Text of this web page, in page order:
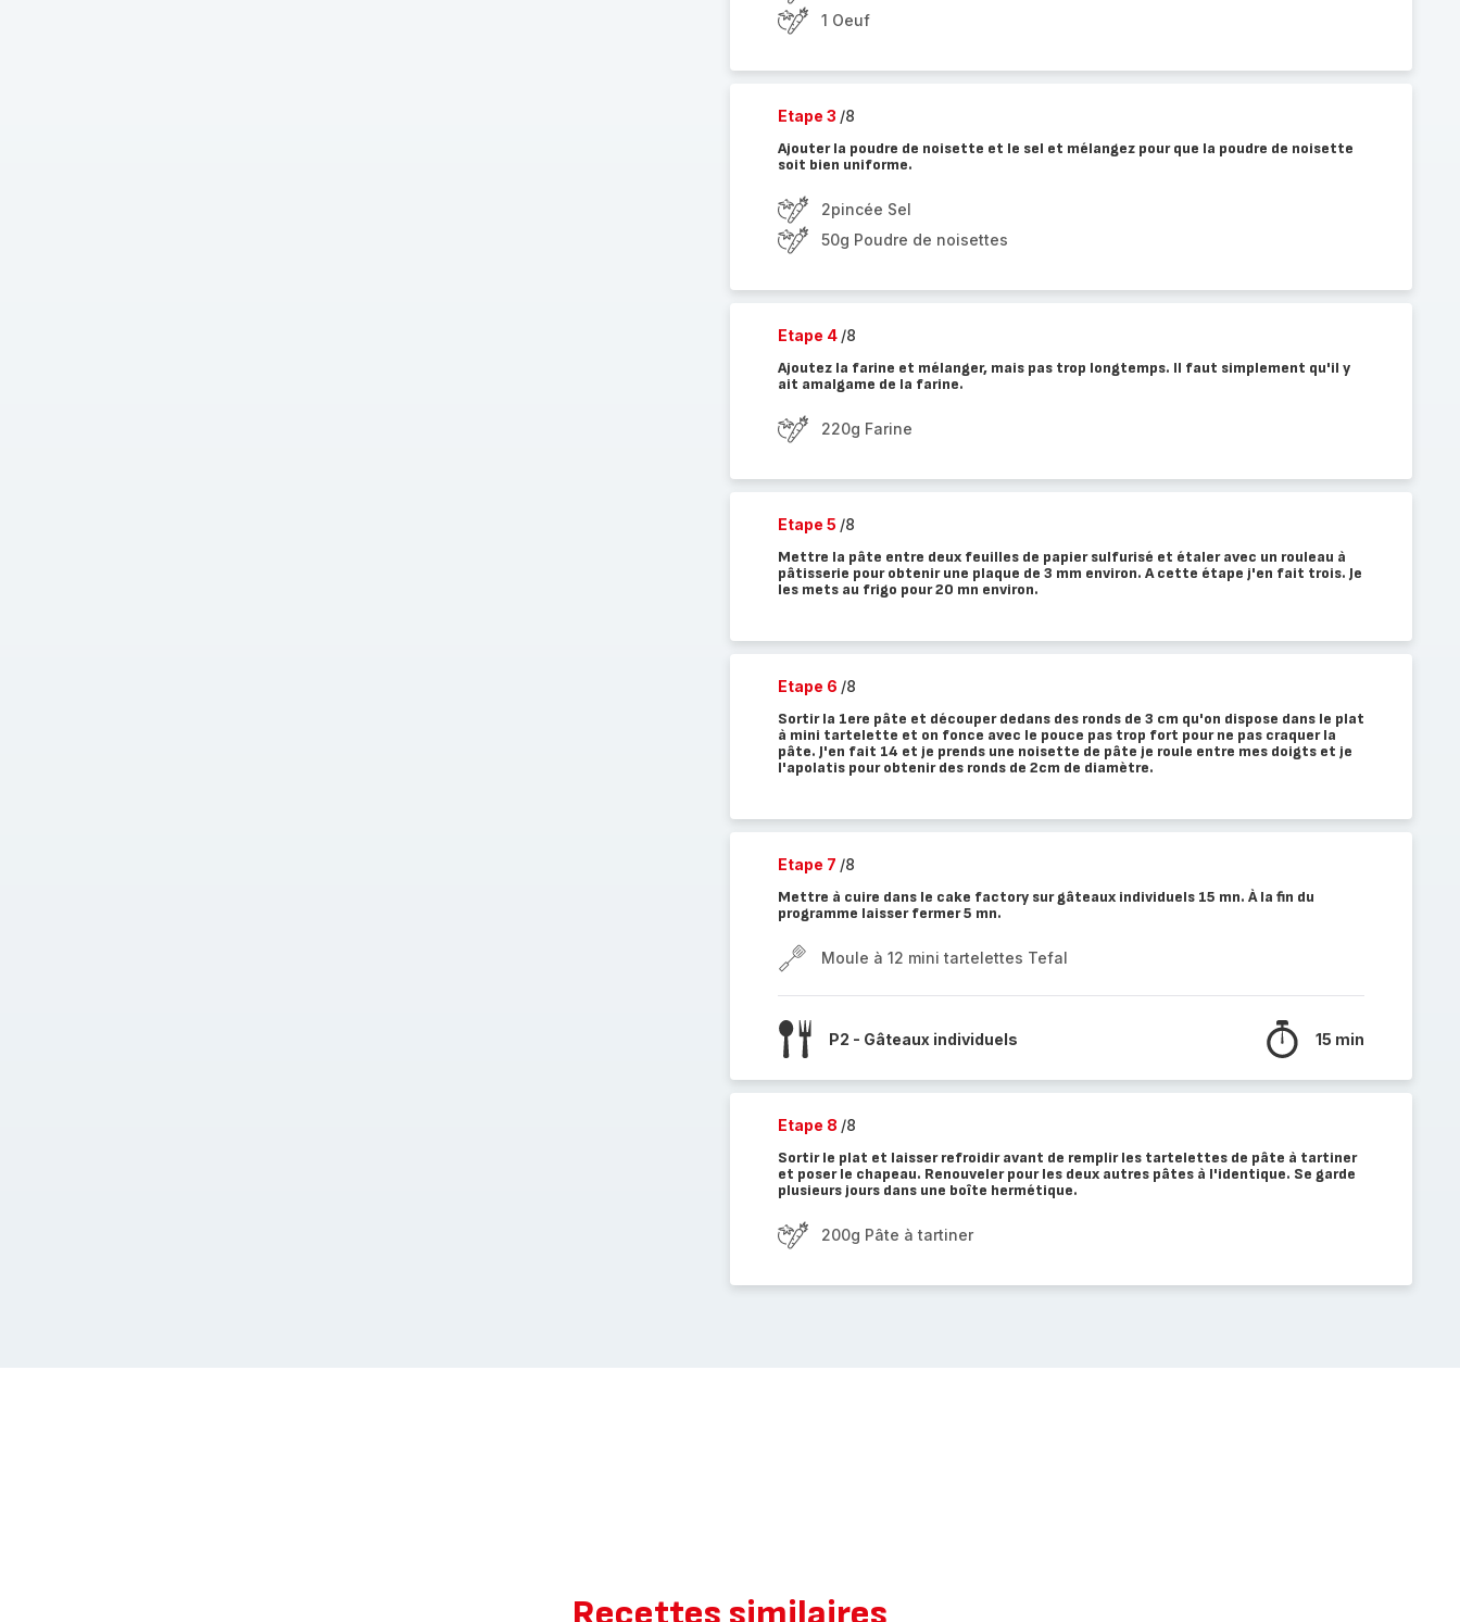
1 Oeuf
Etape 3 /8
Ajouter la poudre de noisette et le sel et mélangez pour que la poudre de noisette
soit bien uniforme.
2pincée Sel
50g Poudre de noisettes
Etape 4 /8
Ajoutez la farine et mélanger, mais pas trop longtemps. Il faut simplement qu'il y
ait amalgame de la farine.
220g Farine
Etape 5 /8
Mettre la pâte entre deux feuilles de papier sulfurisé et étaler avec un rouleau à
pâtisserie pour obtenir une plaque de 3 mm environ. A cette étape j'en fait trois. Je
les mets au frigo pour 20 mn environ.
Etape 6 /8
Sortir la 1ere pâte et découper dedans des ronds de 3 cm qu'on dispose dans le plat
à mini tartelette et on fonce avec le pouce pas trop fort pour ne pas craquer la
pâte. J'en fait 14 et je prends une noisette de pâte je roule entre mes doigts et je
l'apolatis pour obtenir des ronds de 2cm de diamètre.
Etape 7 /8
Mettre à cuire dans le cake factory sur gâteaux individuels 15 mn. À la fin du
programme laisser fermer 5 mn.
Moule à 12 mini tartelettes Tefal
P2 - Gâteaux individuels 15 min
Etape 8 /8
Sortir le plat et laisser refroidir avant de remplir les tartelettes de pâte à tartiner
et poser le chapeau. Renouveler pour les deux autres pâtes à l'identique. Se garde
plusieurs jours dans une boîte hermétique.
200g Pâte à tartiner